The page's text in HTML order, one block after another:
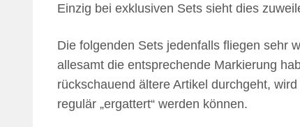
Einzig bei exklusiven Sets sieht dies
Die folgenden Sets jedenfalls fliegen sehr
allesamt die entsprechende Markierung
rückschauend ältere Artikel durchgeht,
regulär „ergattert“ werden können.